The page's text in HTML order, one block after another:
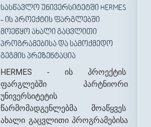
ᲡᲐᲡᲬᲐᲕᲚᲝ ᲣᲜᲘᲕᲔᲠᲡᲘᲢᲔᲢᲨᲘ HERMES
- ᲘᲡ ᲞᲠᲝᲔᲥᲢᲘᲡ ᲤᲐᲠᲒᲚᲔᲑᲨᲘ
ᲛᲝᲔᲬᲧᲝ ᲐᲮᲐᲚᲘ ᲒᲐᲪᲕᲚᲘᲗᲘ
ᲞᲠᲝᲒᲠᲐᲛᲔᲑᲘᲡᲐ ᲓᲐ ᲡᲐᲛᲝᲥᲛᲔᲓᲝ
ᲒᲔᲒᲛᲘᲡ ᲞᲠᲔᲖᲔᲜᲢᲐᲪᲘᲐ
HERMES - ის პროექტის
ფარგლებში პარტნიორი
უნივერსიტეტის
წარმომადგენლებმა მოაწყვეს
ახალი გაცვლითი პროგრამებისა